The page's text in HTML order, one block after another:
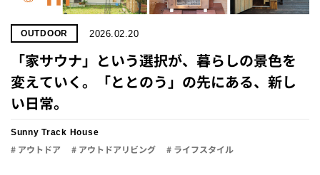
OUTDOOR 2026.02.20
「家サウナ」と​いう​選択が、​暮らしの​景色を​
変えていく。「​ととのう」の​先に​ある、​新し
い​日常。
Sunny Track House
# アウトドア # アウトドアリビング # ライフスタイル